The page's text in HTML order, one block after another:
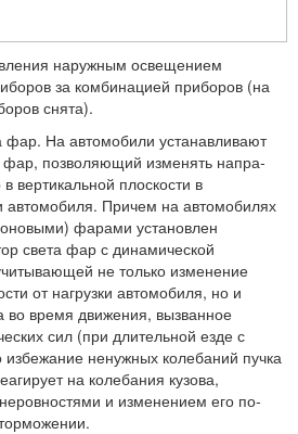
наружным освещением
за комбинацией приборов (на
снята).
фар. На авто­мобили устанавливают
фар, позволяющий изменять напра­
вертикальной плоскости в
авто­мобиля. Причем на автомобилях
фарами устано­влен
света фар с динамической
не только изменение
от нагрузки автомобиля, но и
во время дви­жения, вызванное
сил (при длительной езде с
ненужных коле­баний пучка
на колебания кузова,
и изменением его по­